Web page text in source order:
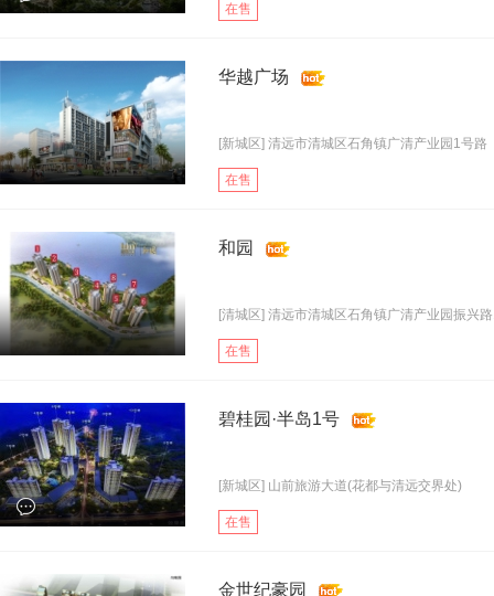
在售
华越广场
[新城区] 清远市清城区石角镇广清产业园1号路
在售
和园
[清城区] 清远市清城区石角镇广清产业园振兴
在售
碧桂园·半岛1号
[新城区] 山前旅游大道(花都与清远交界处)
在售
金世纪豪园